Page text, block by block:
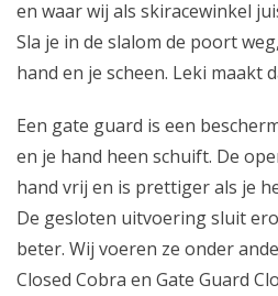
en waar wij als skiracewinkel
Sla je in de slalom de poort
hand en je scheen. Leki maakt
Een gate guard is een
en je hand heen schuift. De
hand vrij en is prettiger als je
De gesloten uitvoering sluit
beter. Wij voeren ze onder
Closed Cobra en Gate Guard